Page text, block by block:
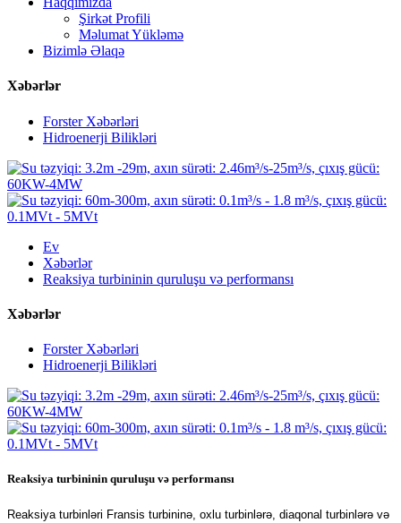
Şirkət Profili
Məlumat Yükləmə
Bizimlə Əlaqə
Xəbərlər
Forster Xəbərləri
Hidroenerji Bilikləri
Ev
Xəbərlər
Reaksiya turbininin quruluşu və performansı
Xəbərlər
Forster Xəbərləri
Hidroenerji Bilikləri
Reaksiya turbininin quruluşu və performansı
Reaksiya turbinləri Fransis turbininə, oxlu turbinlərə, diaqonal turbinlərə və